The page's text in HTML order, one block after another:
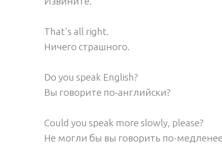
That's all right.
Ничего страшного.
Do you speak English?
Вы говорите по-английски?
Could you speak more slowly, please?
He могли бы вы говорить по-